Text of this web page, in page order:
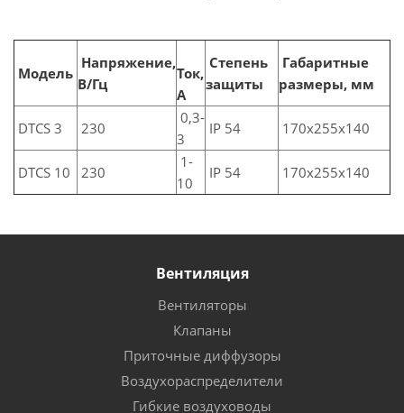
Модель
Напряжение,
В/Гц
Ток,
А
Степень
защиты
Габаритные
размеры, мм
DTCS 3 230
0,3-
3
IP 54 170x255x140
DTCS 10 230
1-
10
IP 54 170x255x140
Вентиляция
Вентиляторы
Клапаны
Приточные диффузоры
Воздухораспределители
Гибкие воздуховоды